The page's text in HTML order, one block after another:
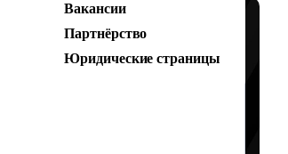
поддержка
поддержка сайтов
Вакансии
Партнёрство
Юридические страницы